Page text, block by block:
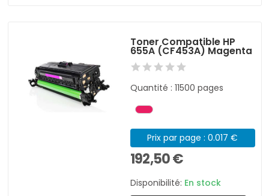
Toner Compatible HP
655A (CF453A) Magenta
Quantité : 11500 pages
Prix par page : 0.017 €
192,50 €
Disponibilité: En stock